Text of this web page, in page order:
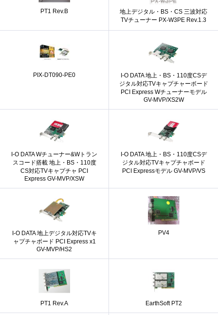
PT1 Rev.B
地上デジタル・BS・CS 三波対応
TVチューナー PX-W3PE Rev.1.3
PIX-DT090-PE0
I-O DATA 地上・BS・110度CSデ
ジタル対応TVキャプチャーボード
PCI Express Wチューナーモデル
GV-MVP/XS2W
I-O DATA Wチューナー&Wトラン
スコード搭載 地上・BS・110度
CS対応TVキャプチャ PCI
Express GV-MVP/XSW
I-O DATA 地上・BS・110度CSデ
ジタル対応TVキャプチャボード
PCI Expressモデル GV-MVP/VS
I-O DATA 地上デジタル対応TVキ
ャプチャボード PCI Express x1
GV-MVP/HS2
PV4
PT1 Rev.A EarthSoft PT2